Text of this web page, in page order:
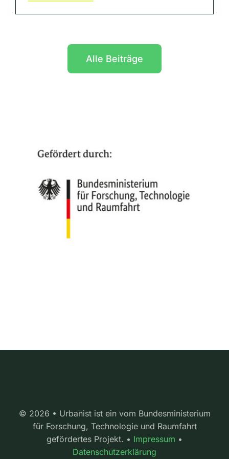
Alle Beiträge
© 2026 • Urbanist ist ein vom Bundesministerium
für Forschung, Technologie und Raumfahrt
gefördertes Projekt. • Impressum •
Datenschutzerklärung